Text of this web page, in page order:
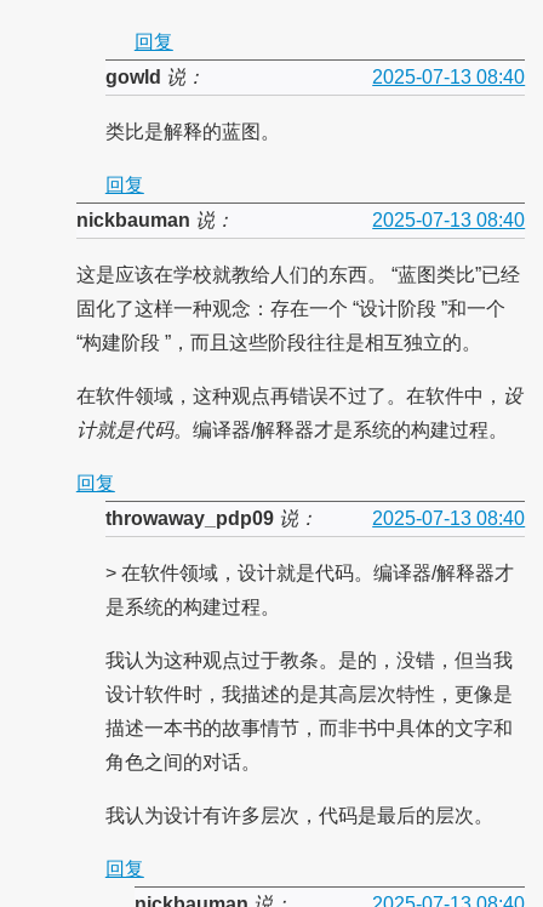
回复
gowld 说： 2025-07-13 08:40
类比是解释的蓝图。
回复
nickbauman 说： 2025-07-13 08:40
这是应该在学校就教给人们的东西。 “蓝图类比”已经
固化了这样一种观念：存在一个 “设计阶段 ”和一个
“构建阶段 ”，而且这些阶段往往是相互独立的。
在软件领域，这种观点再错误不过了。在软件中， 设
计就是代码。编译器/解释器才是系统的构建过程。
回复
throwaway_pdp09说： 2025-07-13 08:40
> 在软件领域，设计就是代码。编译器/解释器才
是系统的构建过程。
我认为这种观点过于教条。是的，没错，但当我
设计软件时，我描述的是其高层次特性，更像是
描述一本书的故事情节，而非书中具体的文字和
角色之间的对话。
我认为设计有许多层次，代码是最后的层次。
回复